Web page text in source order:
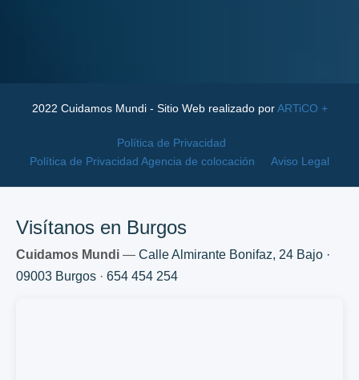
2022 Cuidamos Mundi - Sitio Web realizado porARTiCO +
Política de Privacidad
Política de Privacidad Agencia de colocación
Aviso Legal
Visítanos en Burgos
Cuidamos Mundi — Calle Almirante Bonifaz, 24 Bajo ·
09003 Burgos · 654 454 254